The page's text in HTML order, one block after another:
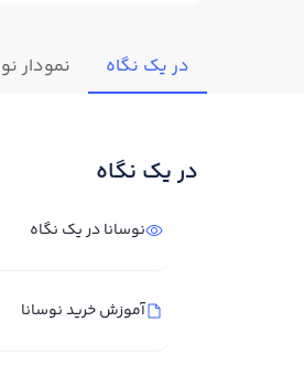
در یک نگاه نمودار
در یک نگاه
نوسانا در یک نگاه
آموزش خرید نوسانا